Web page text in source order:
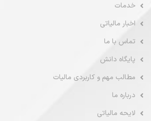
خدمات
اخبار مالیاتی
تماس با ما
پایگاه دانش
مطالب مهم و کاربردی مالیات
درباره ما
لایحه مالیاتی